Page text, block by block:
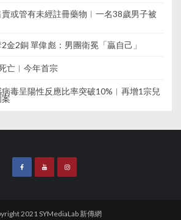
或管有未經註冊藥物︱一名38歲男子被
金2銅 單偉彪：男團衛冕「贏自己」
亡︱今年首宗
毒呈陽性反應比率突破10%︱再增1宗兒
2021 SYMediaLab 新傳網